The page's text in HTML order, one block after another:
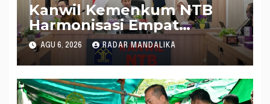
Kanwil Kemenkum NTB
Harmonisasi Empat
Rapergub untuk Perkuat
Kepastian Hukum di NTB
AGU 6, 2026 RADAR MANDALIKA